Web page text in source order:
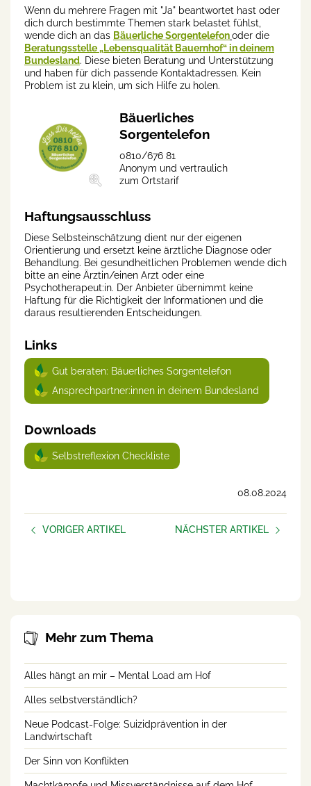
Wenn du mehrere Fragen mit "Ja" beantwortet hast oder
dich durch bestimmte Themen stark belastet fühlst,
wende dich an das Bäuerliche Sorgentelefonoder die
Beratungsstelle „Lebensqualität Bauernhof“ in deinem
Bundesland. Diese bieten Beratung und Unterstützung
und haben für dich passende Kontaktadressen. Kein
Problem ist zu klein, um sich Hilfe zu holen.
Bäuerliches
Sorgentelefon
0810/676 81
Anonym und vertraulich
zum Ortstarif
Haftungsausschluss
Diese Selbsteinschätzung dient nur der eigenen
Orientierung und ersetzt keine ärztliche Diagnose oder
Behandlung. Bei gesundheitlichen Problemen wende dich
bitte an eine Ärztin/einen Arzt oder eine
Psychotherapeut:in. Der Anbieter übernimmt keine
Haftung für die Richtigkeit der Informationen und die
daraus resultierenden Entscheidungen.
Links
Gut beraten: Bäuerliches Sorgentelefon
Ansprechpartner:innen in deinem Bundesland
Downloads
Selbstreflexion Checkliste
08.08.2024
VORIGER ARTIKEL
NÄCHSTER ARTIKEL
Mehr zum Thema
Alles hängt an mir – Mental Load am Hof
Alles selbstverständlich?
Neue Podcast-Folge: Suizidprävention in der
Landwirtschaft
Der Sinn von Konflikten